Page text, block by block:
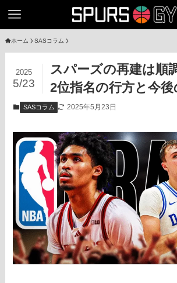
ホーム SASコラム
スパーズの再建は順
2位指名の行方と今後
2025
5/23
SASコラム 2025年5月23日